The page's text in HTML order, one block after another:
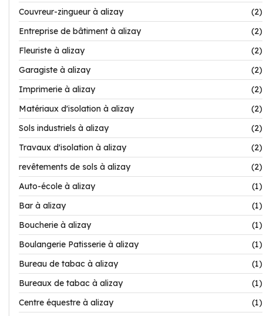
Couvreur-zingueur à alizay
(2)
Entreprise de bâtiment à alizay
(2)
Fleuriste à alizay
(2)
Garagiste à alizay
(2)
Imprimerie à alizay
(2)
Matériaux d'isolation à alizay
(2)
Sols industriels à alizay
(2)
Travaux d'isolation à alizay
(2)
revêtements de sols à alizay
(2)
Auto-école à alizay
(1)
Bar à alizay
(1)
Boucherie à alizay
(1)
Boulangerie Patisserie à alizay
(1)
Bureau de tabac à alizay
(1)
Bureaux de tabac à alizay
(1)
Centre équestre à alizay
(1)